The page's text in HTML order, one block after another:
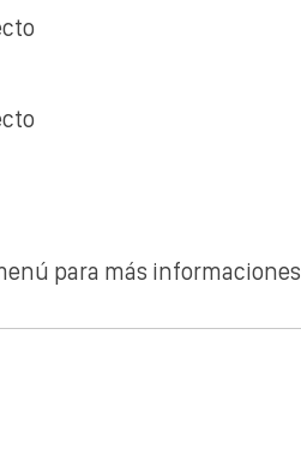
para más informaciones